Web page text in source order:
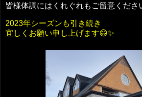
皆様体調にはくれぐれもご留意くださ
2023年シーズンも引き続き
宜しくお願い申し上げます😄✨